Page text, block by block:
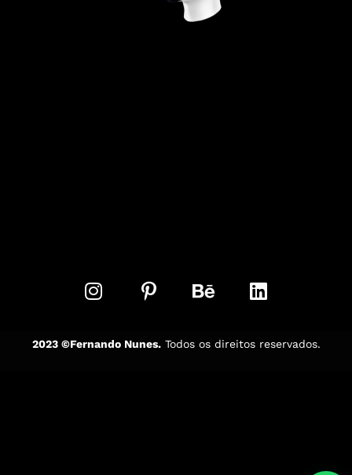
2023 ©Fernando Nunes.Todos os direitos reservados.